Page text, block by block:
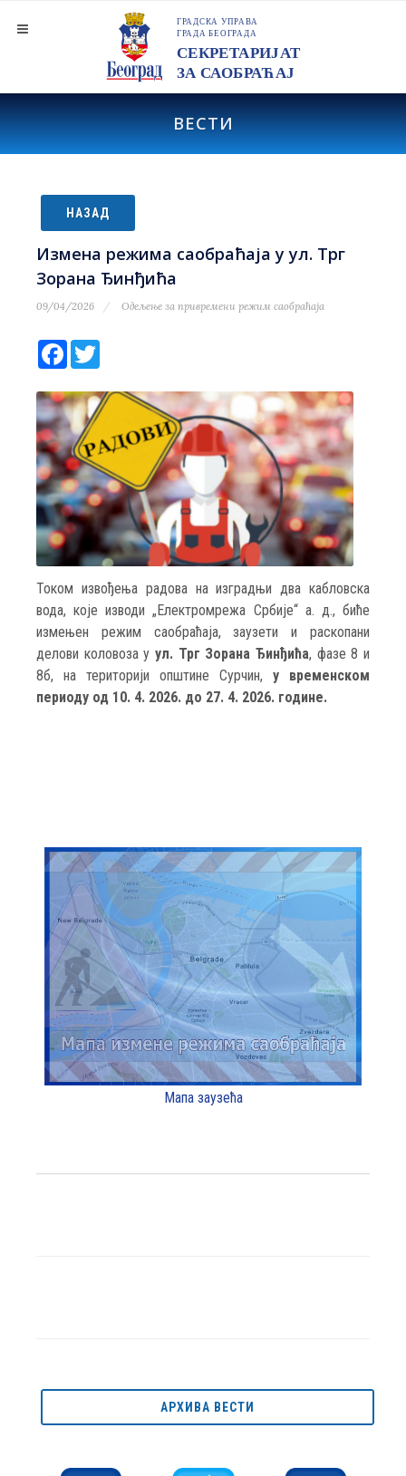
ВЕСТИ
НАЗАД
Измена режима саобраћаја у ул. Трг
Зорана Ђинђића
09/04/2026 Одељење за привремени режим саобраћаја
Facebook
Током извођења радова на изградњи два кабловска
вода, које изводи „Електромрежа Србије“ a. д., биће
измењен режим саобраћаја, заузети и раскопани
делови коловоза у ул. Трг Зорана Ђинђића, фазе 8 и
8б, на територији општине Сурчин, у временском
периоду од 10. 4. 2026. до 27. 4. 2026. године.
Мапа заузећа
АРХИВА ВЕСТИ